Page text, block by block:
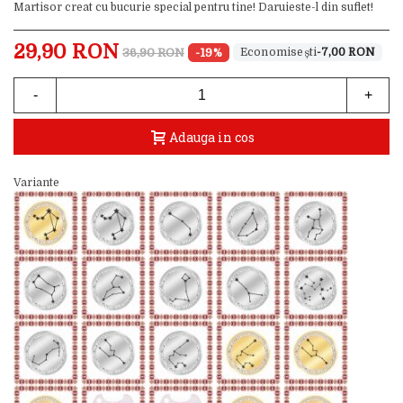
Martisor creat cu bucurie special pentru tine! Daruieste-l din suflet!
29,90 RON 36,90 RON -19% -7,00 RON
- +
Adauga in cos
Variante